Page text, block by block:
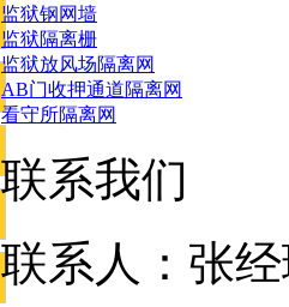
监狱钢网墙
监狱隔离栅
监狱放风场隔离网
AB门收押通道隔离网
看守所隔离网
联系我们
联系人：张